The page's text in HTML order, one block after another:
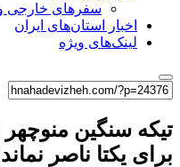
سفرهای خارجی
اخبار استان‌های ایران
لینک‌های ویژه
تیکه سنگین منوچهر
برای یکتا ناصر